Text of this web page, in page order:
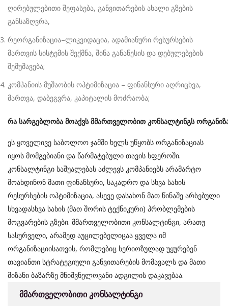
ღირებულებითი შეფასება, განვითარების ახალი გზების
განსაზღვრა,
რეორგანიზაცია–ლიკვიდაცია, ადამიანური რესურსების
მართვის სისტემის შექმნა, შინა განაწესის და დებულებების
შემუშავება;
კომპანიის მუშაობის ოპტიმიზაცია – ფინანსური აღრიცხვა,
მართვა, დაბეგვრა, კაპიტალის მოძრაობა;
რა სარგებლობა მოაქვსმმართველობით კონსალტინგს
ეს ყოველივე საბოლოო ჯამში ხელს უწყობს ორგანიზაციას
იყოს მომგებიანი და წარმატებული თავის სფეროში.
კონსალტინგი საშუალებას აძლევს კომპანიებს არამარტო
მოახდინონ მათი ფინანსური, საკადრო და სხვა სახის
რესურსების ოპტიმიზაცია, ასევე დასახონ მათ წინაშე არსებული
სხვადასხვა სახის (მათ შორის ტექნიკური) პრობლემების
მოგვარების გზები. მმართველობითი კონსალტინგი, არათუ
სასურველი, არამედ აუცილებელიცაა ყველა იმ
ორგანიზაციისათვის, რომლებიც სერიოზულად უყურებენ
თავიანთი სტრატეგიული განვითარების მომავალს და მათი
მიზანი ბაზარზე მნიშვნელოვანი ადგილის დაკავებაა.
მმართველობითი კონსალტინგი